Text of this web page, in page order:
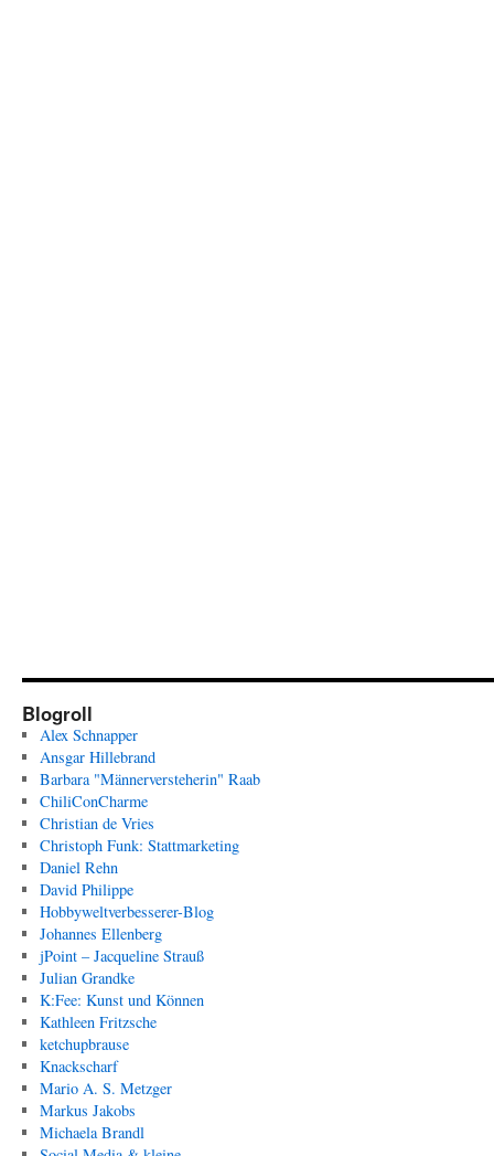
Blogroll
Alex Schnapper
Ansgar Hillebrand
Barbara "Männerversteherin" Raab
ChiliConCharme
Christian de Vries
Christoph Funk: Stattmarketing
Daniel Rehn
David Philippe
Hobbyweltverbesserer-Blog
Johannes Ellenberg
jPoint – Jacqueline Strauß
Julian Grandke
K:Fee: Kunst und Können
Kathleen Fritzsche
ketchupbrause
Knackscharf
Mario A. S. Metzger
Markus Jakobs
Michaela Brandl